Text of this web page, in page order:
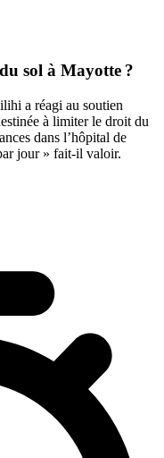
sol à Mayotte ?
a réagi au soutien
à limiter le droit du
dans l’hôpital de
jour » fait-il valoir.